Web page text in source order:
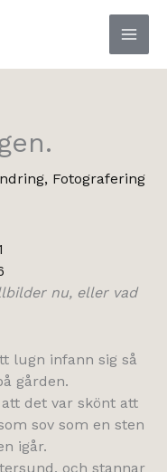
, Fotografering
nu, eller vad
lugn infann sig så
gården.
det var skönt att
sov som en sten
igår.
och stannar